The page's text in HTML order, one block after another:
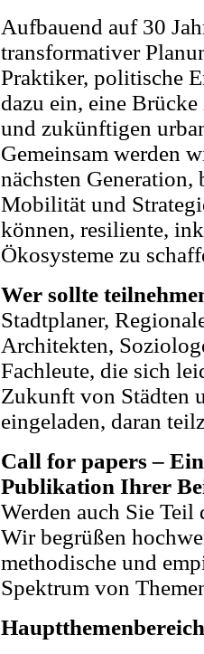
Aufbauend auf 30
transformativer
Praktiker, politische
dazu ein, eine
und zukünftigen
Gemeinsam werden
nächsten
Mobilität und
können, resiliente,
Ökosysteme zu
Wer sollte
Stadtplaner,
Architekten,
Fachleute, die sich
Zukunft von Städten
eingeladen, daran
Call for papers –
Publikation Ihrer
Werden auch Sie
Wir begrüßen
methodische und
Spektrum von